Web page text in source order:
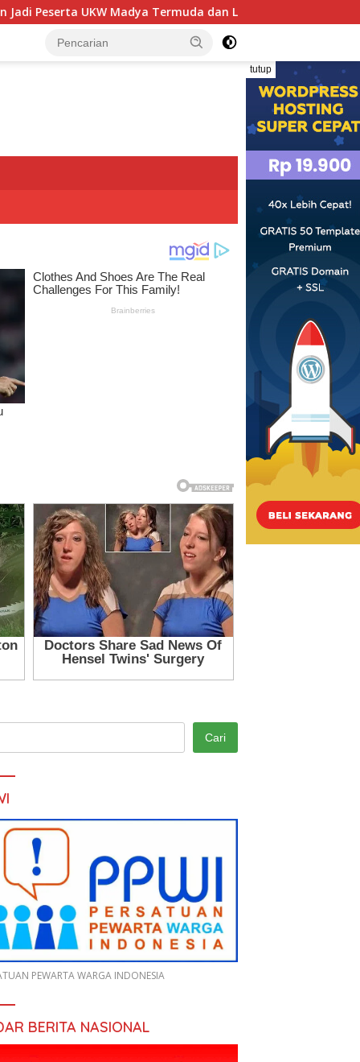
Termuda dan Lolos Kompeten, Buktikan Usia Bukan
tutup
Cari
PEWARTA WARGA INDONESIA
BERITA NASIONAL